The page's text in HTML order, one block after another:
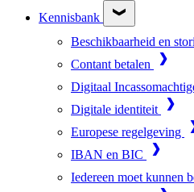
Kennisbank
Beschikbaarheid en
Contant betalen
Digitaal
Digitale identiteit
Europese regelgeving
IBAN en BIC
Iedereen moet kunnen